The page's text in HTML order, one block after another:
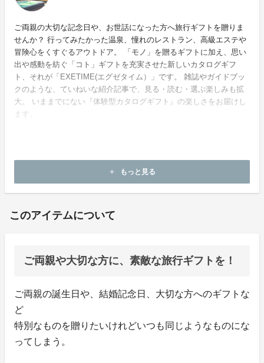
ご両親の大切な記念日や、お世話になった方へ旅行ギフトを贈りま
せんか？ 行ってみたかった温泉、憧れのレストラン、高級エステや
冒険心をくすぐるアウトドア。 「モノ」を贈るギフトに加え、思い
出や感動を紡ぐ「コト」ギフトを充実させた新しいカタログギフ
ト、それが「EXETIME(エグゼタイム）」です。 雑誌やガイドブッ
クのような、ていねいな紹介記事で、見る・読む・選ぶ楽しみも拡
大。 いままでにない『体験型カタログギフト』の楽しさをお届けし
ます。
add もっと見る
このアイテムについて
ご両親や大切な方に、素敵な旅行ギフトを！
ご両親の誕生日や、結婚記念日、大切な方へのギフトな
ど
特別なものを贈りたいけれどいつも同じようなものにな
ってしまう。